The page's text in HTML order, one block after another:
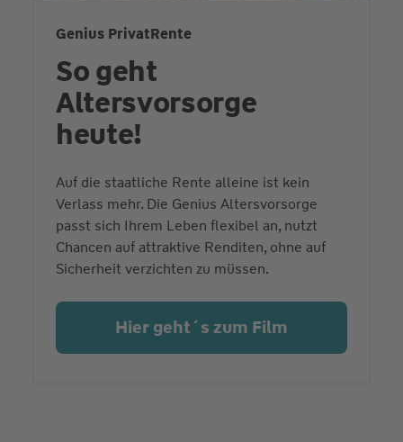
Genius PrivatRente
So geht
Altersvorsorge
heute!
Auf die staatliche Rente alleine ist kein
Verlass mehr. Die Genius Altersvorsorge
passt sich Ihrem Leben flexibel an, nutzt
Chancen auf attraktive Renditen, ohne auf
Sicherheit verzichten zu müssen.
Hier geht´s zum Film